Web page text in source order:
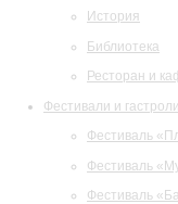
История
Библиотека
Ресторан и
Фестивали и гастроли
Фестиваль
Фестиваль
Фестиваль